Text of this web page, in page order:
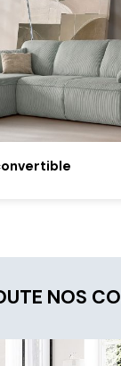
NOS